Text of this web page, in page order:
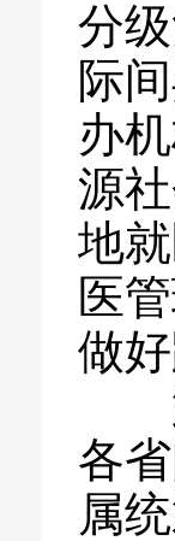
分
际
办
源
地
医
做
第
各
属